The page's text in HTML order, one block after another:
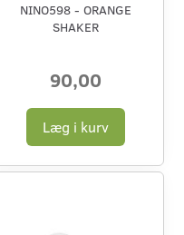
NINO598 - ORANGE
SHAKER
90,00
Læg i kurv